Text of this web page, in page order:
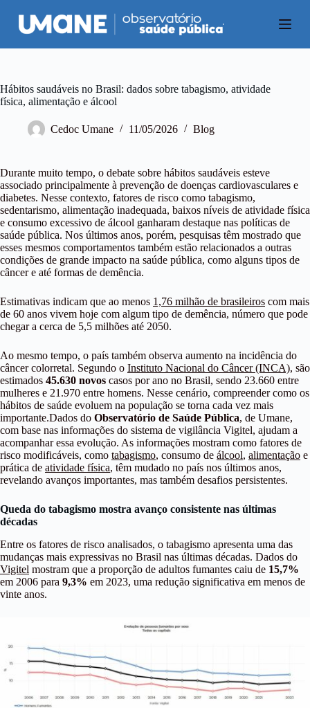
P
u
a
a
r
t
e
ú
d
o
Hábitos saudáveis no Brasil: dados sobre tabagismo, atividade
física, alimentação e álcool
Cedoc Umane 11/05/2026 Blog
Durante muito tempo, o debate sobre hábitos saudáveis esteve
associado principalmente à prevenção de doenças cardiovasculares e
diabetes. Nesse contexto, fatores de risco como tabagismo,
sedentarismo, alimentação inadequada, baixos níveis de atividade física
e consumo excessivo de álcool ganharam destaque nas políticas de
saúde pública. Nos últimos anos, porém, pesquisas têm mostrado que
esses mesmos comportamentos também estão relacionados a outras
condições de grande impacto na saúde pública, como alguns tipos de
câncer e até formas de demência.
Estimativas indicam que ao menos 1,76 milhão de brasileiros com mais
de 60 anos vivem hoje com algum tipo de demência, número que pode
chegar a cerca de 5,5 milhões até 2050.
Ao mesmo tempo, o país também observa aumento na incidência do
câncer colorretal. Segundo o Instituto Nacional do Câncer (INCA), são
estimados 45.630 novos casos por ano no Brasil, sendo 23.660 entre
mulheres e 21.970 entre homens. Nesse cenário, compreender como os
hábitos de saúde evoluem na população se torna cada vez mais
importante.Dados do Observatório de Saúde Pública, de Umane,
com base nas informações do sistema de vigilância Vigitel, ajudam a
acompanhar essa evolução. As informações mostram como fatores de
risco modificáveis, como tabagismo, consumo de álcool, alimentação e
prática de atividade física, têm mudado no país nos últimos anos,
revelando avanços importantes, mas também desafios persistentes.
Queda do tabagismo mostra avanço consistente nas últimas
décadas
Entre os fatores de risco analisados, o tabagismo apresenta uma das
mudanças mais expressivas no Brasil nas últimas décadas. Dados do
Vigitel mostram que a proporção de adultos fumantes caiu de 15,7%
em 2006 para 9,3% em 2023, uma redução significativa em menos de
vinte anos.